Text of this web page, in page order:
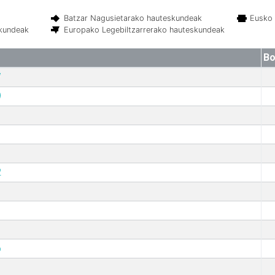
Batzar Nagusietarako hauteskundeak
Europako Legebiltzarrerako hauteskundeak